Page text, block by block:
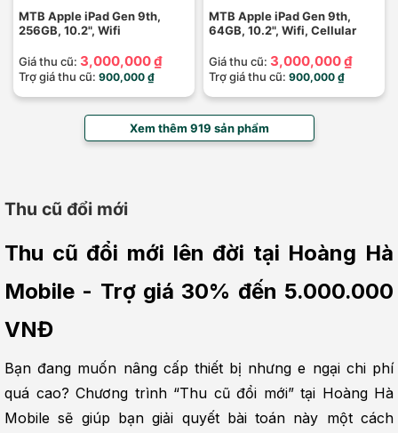
MTB Apple iPad Gen 9th,
256GB, 10.2", Wifi
Giá thu cũ: 3,000,000 ₫
Trợ giá thu cũ: 900,000 ₫
MTB Apple iPad Gen 9th,
64GB, 10.2", Wifi, Cellular
Giá thu cũ: 3,000,000 ₫
Trợ giá thu cũ: 900,000 ₫
Xem thêm 919 sản phẩm
Thu cũ đổi mới
Thu cũ đổi mới lên đời tại Hoàng Hà
Mobile - Trợ giá 30% đến 5.000.000
VNĐ
Bạn đang muốn nâng cấp thiết bị nhưng e ngại chi phí
quá cao? Chương trình “Thu cũ đổi mới” tại Hoàng Hà
Mobile sẽ giúp bạn giải quyết bài toán này một cách